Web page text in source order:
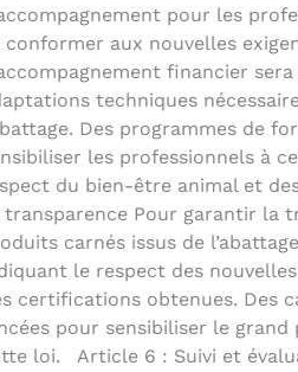
pour les
conformer aux nouvelles
financier
techniques
Des programmes de
les professionnels à
du bien-être animal et
transparence Pour garantir la
carnés issus de
le respect des
certifications obtenues. Des
pour sensibiliser le
loi. Article 6 : Suivi et